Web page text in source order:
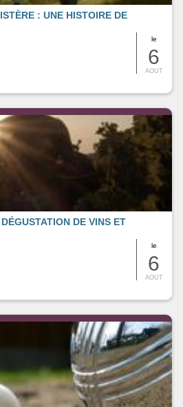
le
6
AOUT
: UNE HISTOIRE DE
le
6
AOUT
DE VINS ET